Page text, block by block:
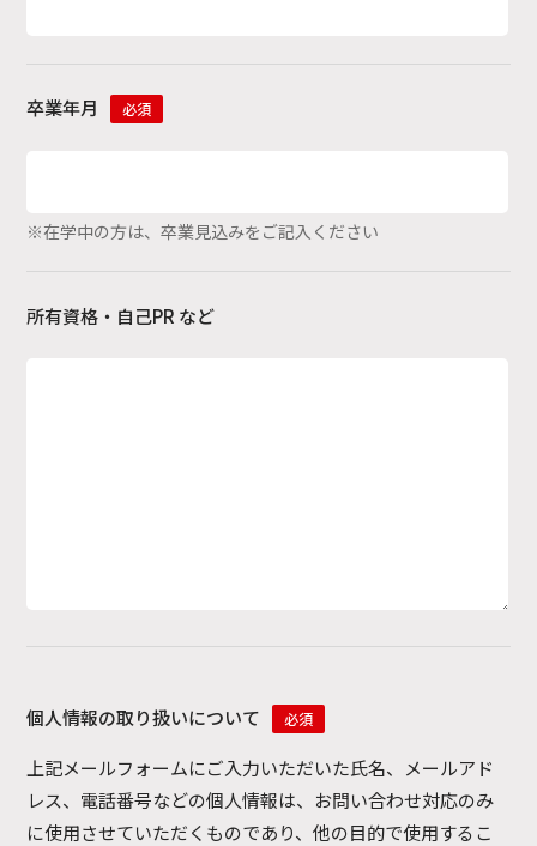
卒業年月 必須
※在学中の方は、卒業見込みをご記入ください
所有資格・自己PR など
個人情報の取り扱いについて 必須
上記メールフォームにご入力いただいた氏名、メールアド
レス、電話番号などの個人情報は、お問い合わせ対応のみ
に使用させていただくものであり、他の目的で使用するこ